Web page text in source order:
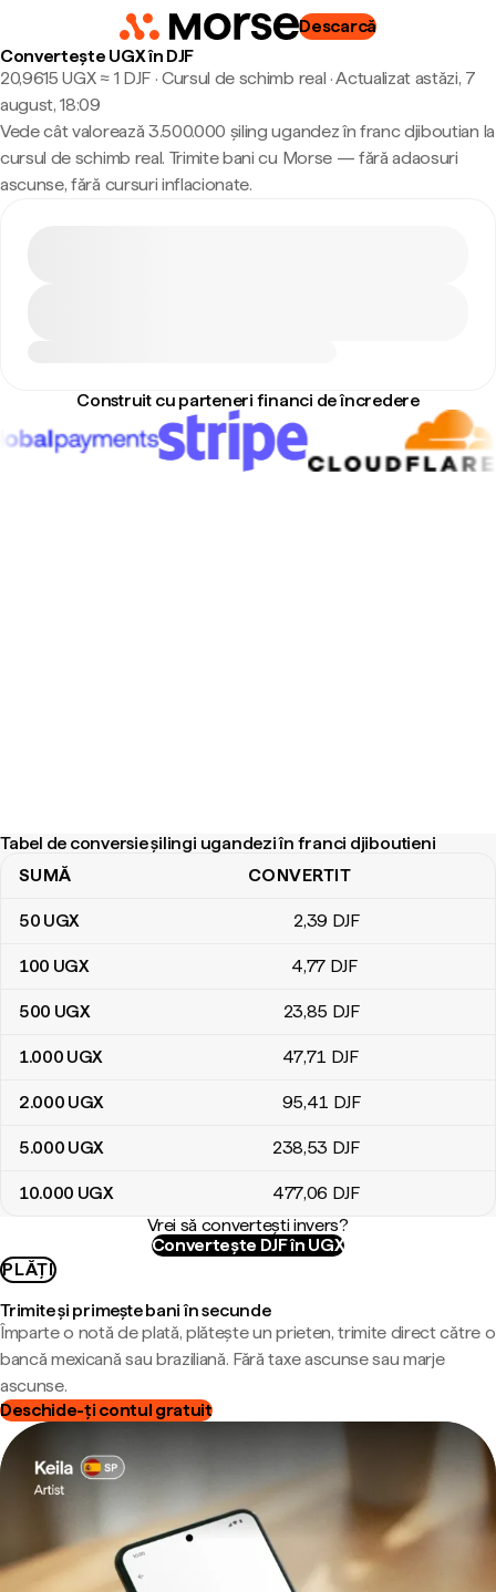
Descarcă
Convertește UGX în DJF
20,9615 UGX ≈ 1 DJF · Cursul de schimb real ·Actualizat astăzi, 7
august, 18:09
Vede cât valorează 3.500.000 șiling ugandez în franc djiboutian la
cursul de schimb real. Trimite bani cu Morse — fără adaosuri
ascunse, fără cursuri inflacionate.
Construit cu parteneri financi de încredere
Tabel de conversie șilingi ugandezi în franci djiboutieni
Tabel de conversie șilingi ugandezi în franci djiboutieni
SUMĂ CONVERTIT
50 UGX 2,39 DJF
100 UGX 4,77 DJF
500 UGX 23,85 DJF
1.000 UGX 47,71 DJF
2.000 UGX 95,41 DJF
5.000 UGX 238,53 DJF
10.000 UGX 477,06 DJF
Vrei să convertești invers?
Convertește DJF în UGX
PLĂȚI
Trimite și primește bani în secunde
Împarte o notă de plată, plătește un prieten, trimite direct către o
bancă mexicană sau braziliană. Fără taxe ascunse sau marje
ascunse.
Deschide-ți contul gratuit